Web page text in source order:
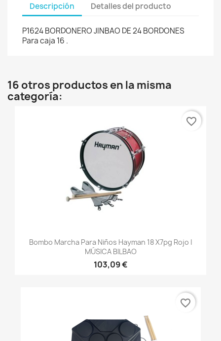
Descripción Detalles del producto
P1624 BORDONERO JINBAO DE 24 BORDONES
Para caja 16 .
16 otros productos en la misma
categoría:
Bombo Marcha Para Niños Hayman 18 X7pg Rojo |
MÚSICA BILBAO
103,09 €
favorite_border
favorite_border